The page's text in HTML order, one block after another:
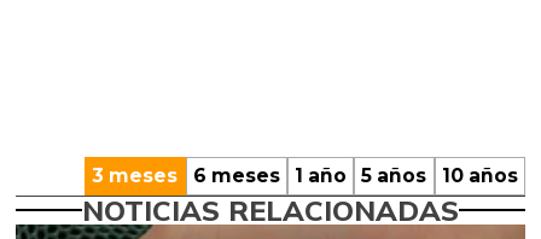
3 meses 6 meses 1 año 5 años 10 años
NOTICIAS RELACIONADAS